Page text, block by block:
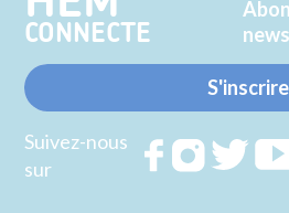
CONNECTE
S'inscrire
Suivez-nous
sur
RejoignezRejoignez